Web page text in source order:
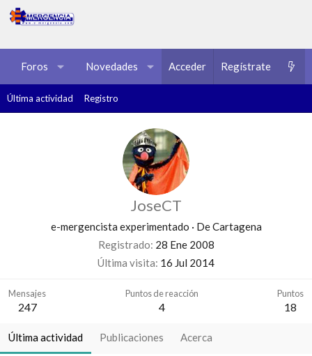
Foros Novedades Multimedia Recursos
Acceder Regístrate
Última actividad Registro
JoseCT
e-mergencista experimentado · DeCartagena
Registrado 28 Ene 2008
Última visita 16 Jul 2014
Mensajes
247
Puntos de reacción
4
Puntos
18
Última actividad Publicaciones Acerca